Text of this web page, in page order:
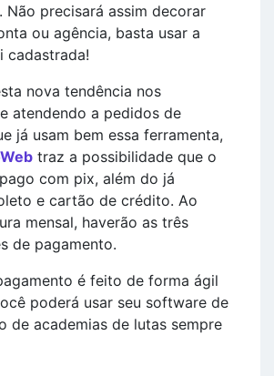
Não precisará assim decorar
ou agência, basta usar a
cadastrada!
nova tendência nos
atendendo a pedidos de
já usam bem essa ferramenta,
traz a possibilidade que o
com pix, além do já
e cartão de crédito. Ao
mensal, haverão as três
de pagamento.
é feito de forma ágil
poderá usar seu software de
de academias de lutas sempre